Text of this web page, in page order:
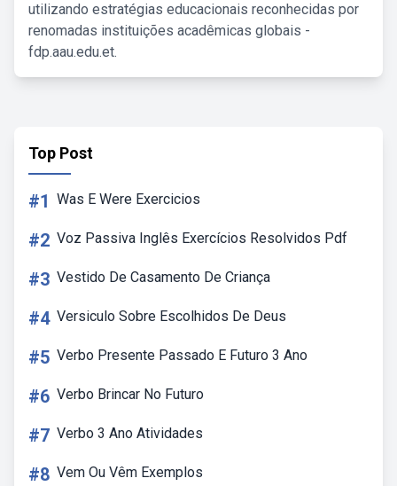
utilizando estratégias educacionais reconhecidas por
renomadas instituições acadêmicas globais -
fdp.aau.edu.et.
Top Post
#1 Was E Were Exercicios
#2 Voz Passiva Inglês Exercícios Resolvidos Pdf
#3 Vestido De Casamento De Criança
#4 Versiculo Sobre Escolhidos De Deus
#5 Verbo Presente Passado E Futuro 3 Ano
#6 Verbo Brincar No Futuro
#7 Verbo 3 Ano Atividades
#8 Vem Ou Vêm Exemplos